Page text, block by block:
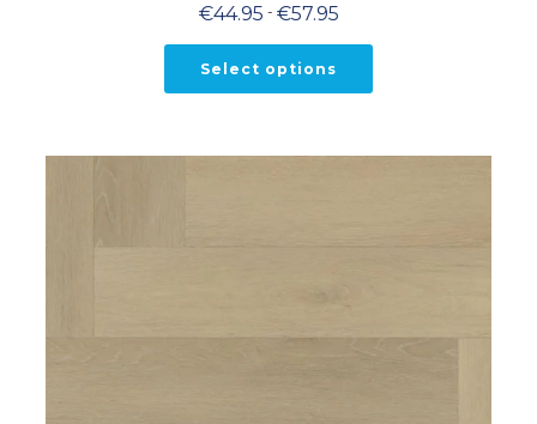
€44.95 - €57.95Prijsklasse:
tot
Select options